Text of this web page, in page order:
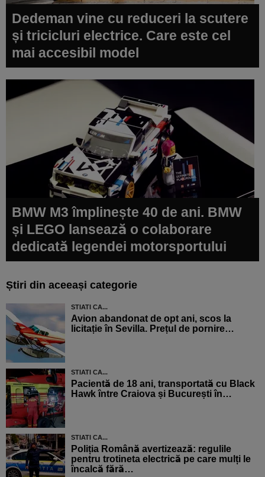
Dedeman vine cu reduceri la scutere
și tricicluri electrice. Care este cel
mai accesibil model
BMW M3 împlinește 40 de ani. BMW
și LEGO lansează o colaborare
dedicată legendei motorsportului
Știri din aceeași categorie
STIATI CA...
Avion abandonat de opt ani, scos la
licitație în Sevilla. Prețul de pornire…
STIATI CA...
Pacientă de 18 ani, transportată cu Black
Hawk între Craiova și București în…
STIATI CA...
Poliția Română avertizează: regulile
pentru trotineta electrică pe care mulți le
încalcă fără…